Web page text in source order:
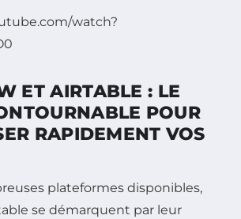
watch?
ET AIRTABLE : LE
POUR
RAPIDEMENT VOS
plateformes disponibles,
se démarquent par leur